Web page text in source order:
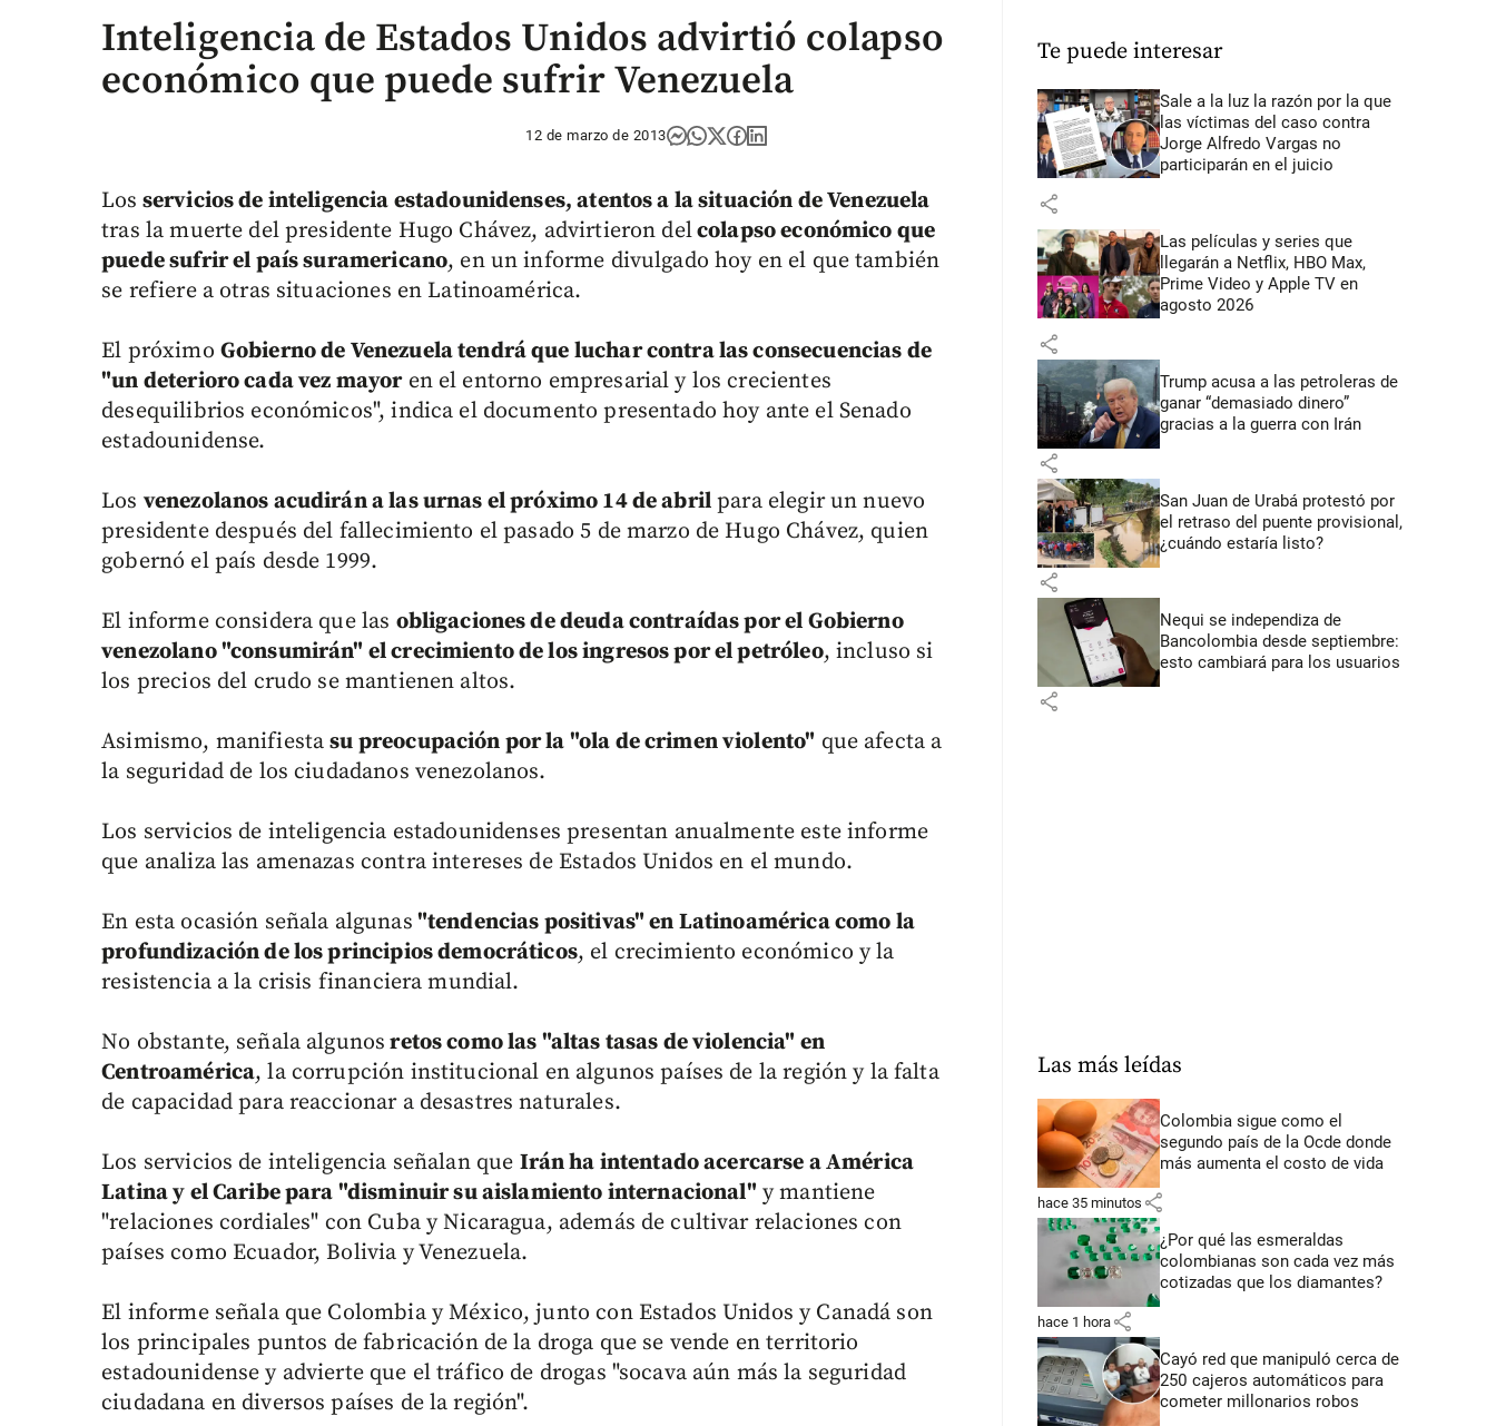
Inteligencia de Estados Unidos advirtió colapso
económico que puede sufrir Venezuela
12 de marzo de 2013
Los servicios de inteligencia estadounidenses, atentos a la situación de Venezuela
tras la muerte del presidente Hugo Chávez, advirtieron delcolapso económico que
puede sufrir el país suramericano, en un informe divulgado hoy en el que también
se refiere a otras situaciones en Latinoamérica.
El próximo Gobierno de Venezuela tendrá que luchar contra las consecuencias de
"un deterioro cada vez mayoren el entorno empresarial y los crecientes
desequilibrios económicos", indica el documento presentado hoy ante el Senado
estadounidense.
Los venezolanos acudirán a las urnas el próximo 14 de abril para elegir un nuevo
presidente después del fallecimiento el pasado 5 de marzo de Hugo Chávez, quien
gobernó el país desde 1999.
El informe considera que las obligaciones de deuda contraídas por el Gobierno
venezolano "consumirán" el crecimiento de los ingresos por el petróleo, incluso si
los precios del crudo se mantienen altos.
Asimismo, manifiestasu preocupación por la "ola de crimen violento" que afecta a
la seguridad de los ciudadanos venezolanos.
Los servicios de inteligencia estadounidenses presentan anualmente este informe
que analiza las amenazas contra intereses de Estados Unidos en el mundo.
En esta ocasión señala algunas "tendencias positivas" en Latinoamérica como la
profundización de los principios democráticos, el crecimiento económico y la
resistencia a la crisis financiera mundial.
No obstante, señala algunos retos como las "altas tasas de violencia" en
Centroamérica, la corrupción institucional en algunos países de la región y la falta
de capacidad para reaccionar a desastres naturales.
Los servicios de inteligencia señalan que Irán ha intentado acercarse a América
Latina y el Caribe para "disminuir su aislamiento internacional" y mantiene
"relaciones cordiales" con Cuba y Nicaragua, además de cultivar relaciones con
países como Ecuador, Bolivia y Venezuela.
El informe señala que Colombia y México, junto con Estados Unidos y Canadá son
los principales puntos de fabricación de la droga que se vende en territorio
estadounidense y advierte que el tráfico de drogas "socava aún más la seguridad
ciudadana en diversos países de la región".
Te puede interesar
Sale a la luz la razón por la que
las víctimas del caso contra
Jorge Alfredo Vargas no
participarán en el juicio
share
Las películas y series que
llegarán a Netflix, HBO Max,
Prime Video y Apple TV en
agosto 2026
share
Trump acusa a las petroleras de
ganar “demasiado dinero”
gracias a la guerra con Irán
share
San Juan de Urabá protestó por
el retraso del puente provisional,
¿cuándo estaría listo?
share
Nequi se independiza de
Bancolombia desde septiembre:
esto cambiará para los usuarios
share
Las más leídas
Colombia sigue como el
segundo país de la Ocde donde
más aumenta el costo de vida
hace 35 minutos share
¿Por qué las esmeraldas
colombianas son cada vez más
cotizadas que los diamantes?
hace 1 hora share
Cayó red que manipuló cerca de
250 cajeros automáticos para
cometer millonarios robos